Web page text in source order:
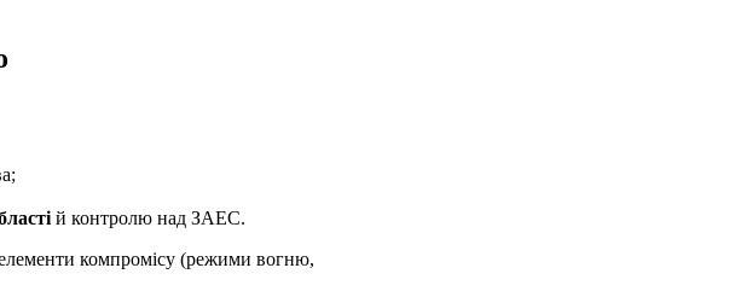
й контролю над ЗАЕС.
компромісу (режими вогню,